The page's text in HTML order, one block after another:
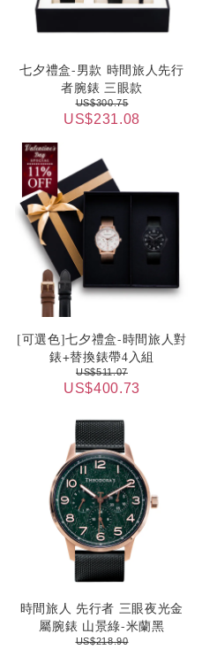
七夕禮盒-男款 時間旅人先行
者腕錶 三眼款
US$300.75
US$231.08
[可選色]七夕禮盒-時間旅人對
錶+替換錶帶4入組
US$511.07
US$400.73
時間旅人 先行者 三眼夜光金
屬腕錶 山景綠-米蘭黑
US$218.90